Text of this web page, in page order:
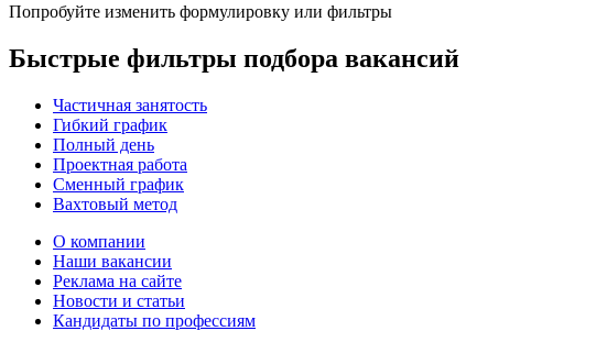
Попробуйте изменить формулировку или фильтры
Быстрые фильтры подбора вакансий
Частичная занятость
Гибкий график
Полный день
Проектная работа
Сменный график
Вахтовый метод
О компании
Наши вакансии
Реклама на сайте
Новости и статьи
Кандидаты по профессиям